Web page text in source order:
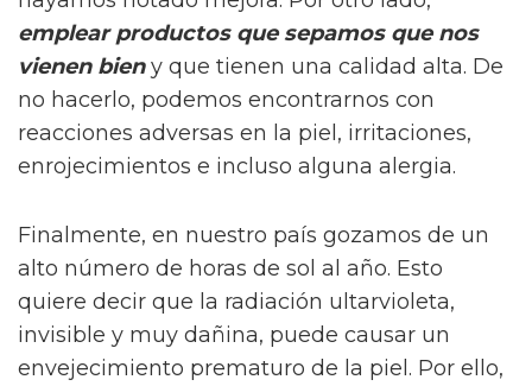
emplear productos que sepamos que nos
vienen bieny que tienen una calidad alta. De
no hacerlo, podemos encontrarnos con
reacciones adversas en la piel, irritaciones,
enrojecimientos e incluso alguna alergia.
Finalmente, en nuestro país gozamos de un
alto número de horas de sol al año. Esto
quiere decir que la radiación ultarvioleta,
invisible y muy dañina, puede causar un
envejecimiento prematuro de la piel. Por ello,